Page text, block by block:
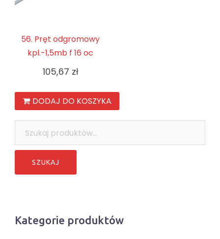
56. Pręt odgromowy
kpl.-1,5mb f 16 oc
105,67 zł
DODAJ DO KOSZYKA
Kategorie produktów